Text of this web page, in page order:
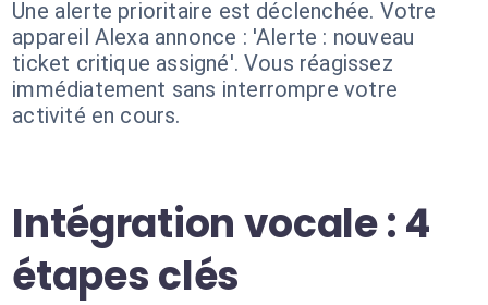
Une alerte prioritaire est déclenchée. Votre
appareil Alexa annonce : 'Alerte : nouveau
ticket critique assigné'. Vous réagissez
immédiatement sans interrompre votre
activité en cours.
Intégration vocale : 4
étapes clés